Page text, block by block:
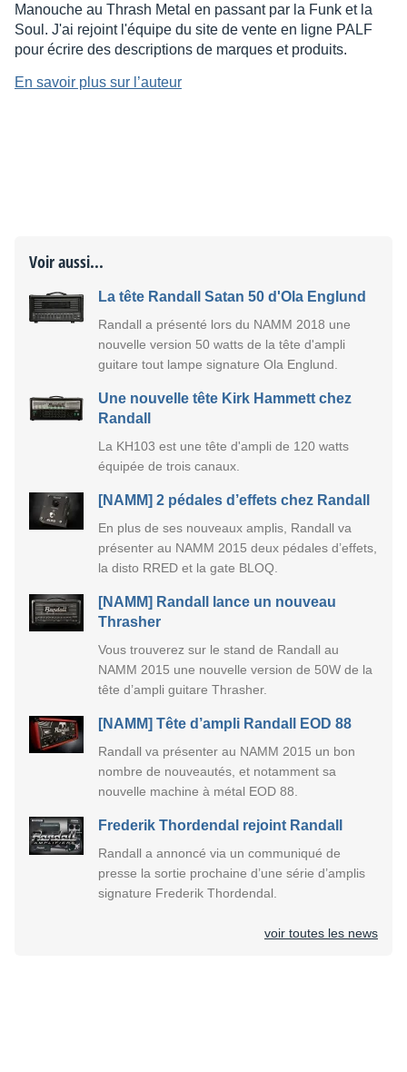
Manouche au Thrash Metal en passant par la Funk et la
Soul. J'ai rejoint l'équipe du site de vente en ligne PALF
pour écrire des descriptions de marques et produits.
En savoir plus sur l’auteur
Voir aussi...
La tête Randall Satan 50 d'Ola Englund
Randall a présenté lors du NAMM 2018 une
nouvelle version 50 watts de la tête d'ampli
guitare tout lampe signature Ola Englund.
Une nouvelle tête Kirk Hammett chez
Randall
La KH103 est une tête d'ampli de 120 watts
équipée de trois canaux.
[NAMM] 2 pédales d’effets chez Randall
En plus de ses nouveaux amplis, Randall va
présenter au NAMM 2015 deux pédales d’effets,
la disto RRED et la gate BLOQ.
[NAMM] Randall lance un nouveau
Thrasher
Vous trouverez sur le stand de Randall au
NAMM 2015 une nouvelle version de 50W de la
tête d’ampli guitare Thrasher.
[NAMM] Tête d’ampli Randall EOD 88
Randall va présenter au NAMM 2015 un bon
nombre de nouveautés, et notamment sa
nouvelle machine à métal EOD 88.
Frederik Thordendal rejoint Randall
Randall a annoncé via un communiqué de
presse la sortie prochaine d’une série d’amplis
signature Frederik Thordendal.
voir toutes les news